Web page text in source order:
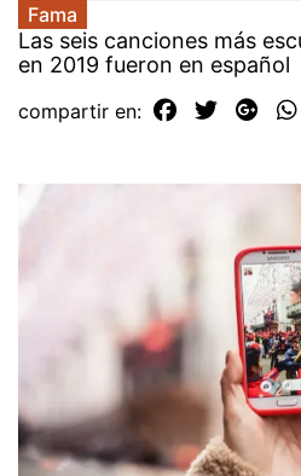
Fama
Las seis canciones más
en 2019 fueron en español
compartir en: